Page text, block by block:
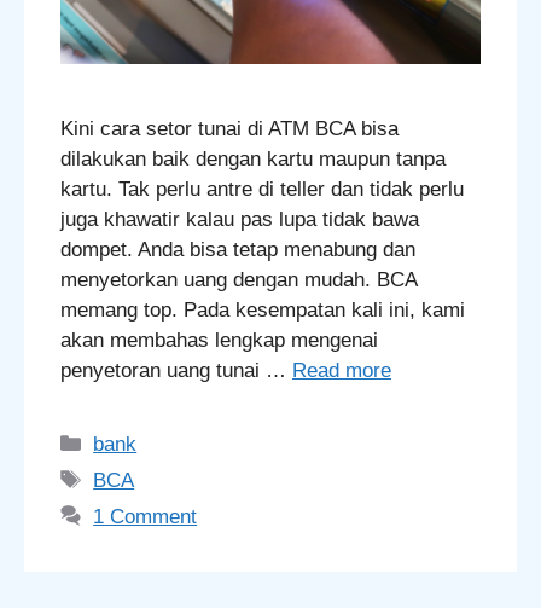
Kini cara setor tunai di ATM BCA bisa
dilakukan baik dengan kartu maupun tanpa
kartu. Tak perlu antre di teller dan tidak perlu
juga khawatir kalau pas lupa tidak bawa
dompet. Anda bisa tetap menabung dan
menyetorkan uang dengan mudah. BCA
memang top. Pada kesempatan kali ini, kami
akan membahas lengkap mengenai
penyetoran uang tunai … Read more
Categories
bank
Tags
BCA
1 Comment